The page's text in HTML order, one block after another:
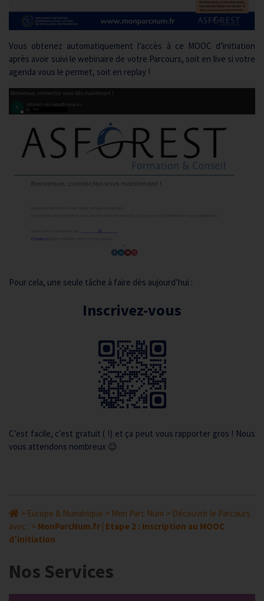
Vous obtenez automatiquement l’accès à ce MOOC d’initiation
après avoir suivi le webinaire de votre Parcours, soit en live si votre
agenda vous le permet, soit en replay !
Pour cela, une seule tâche à faire dès aujourd’hui :
Inscrivez-vous
C’est facile, c’est gratuit ( !) et ça peut vous rapporter gros ! Nous
vous attendons nombreux 😉
> Europe & Numérique > Mon Parc Num > Découvrir le Parcours
avec : > MonParcNum.fr | Etape 2 : Inscription au MOOC
d’initiation
Nos Services